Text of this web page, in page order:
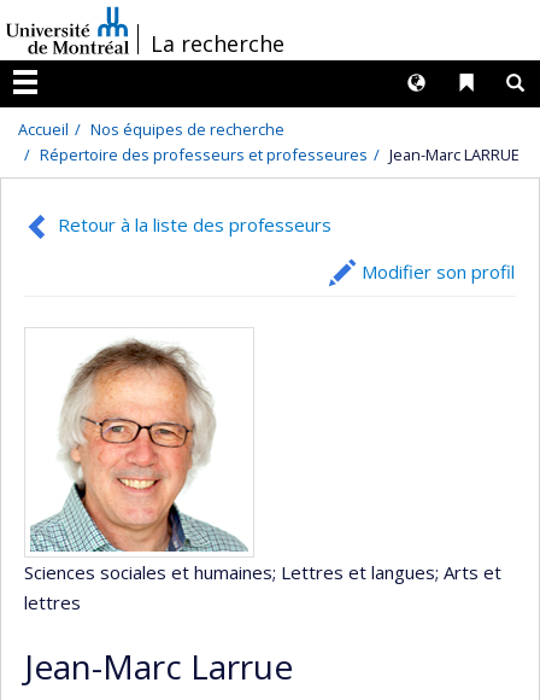
au
contenu
/La recherche
Menu
Liens
Langues
Accueil
Nos équipes de recherche
Répertoire des professeurs et professeures
Jean-Marc LARRUE
Retour à la liste des professeurs
Modifier son profil
Sciences sociales et humaines; Lettres et langues; Arts et
lettres
Jean-Marc Larrue